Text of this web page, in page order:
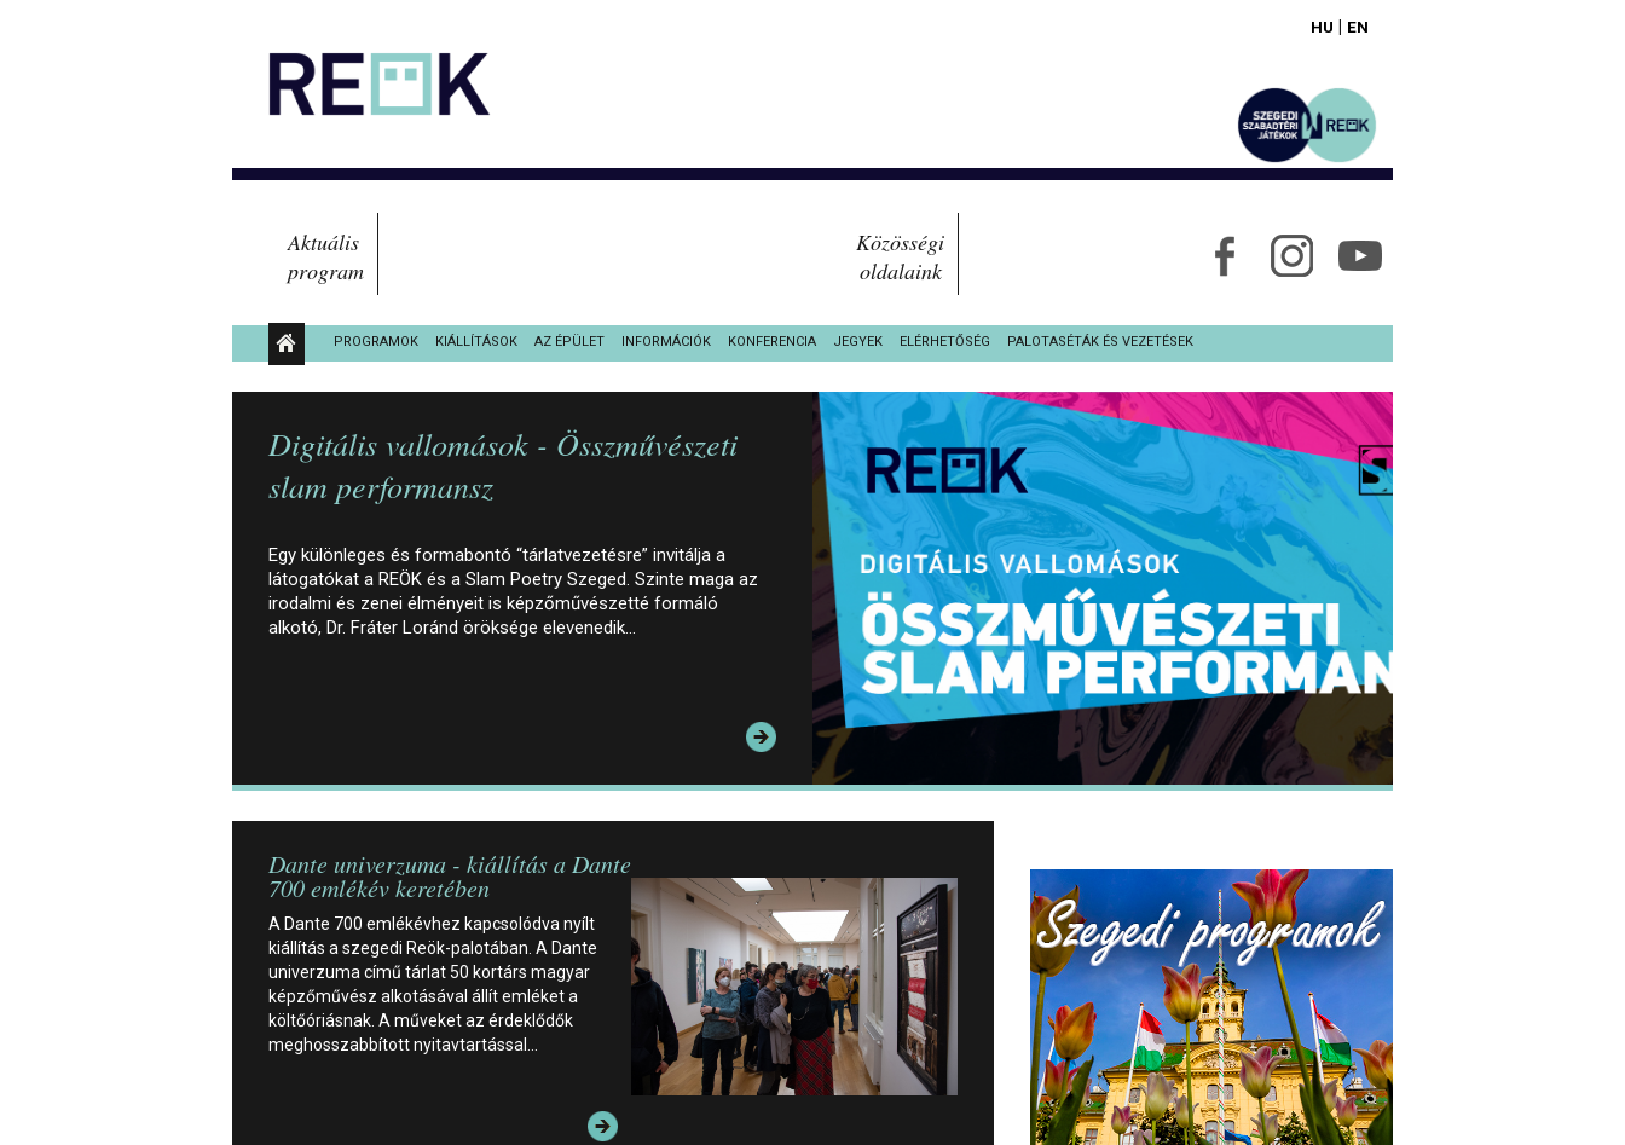
Aktuális
program
Közösségi
oldalaink
HU | EN
PROGRAMOK KIÁLLÍTÁSOK AZ ÉPÜLET INFORMÁCIÓK KONFERENCIA JEGYEK ELÉRHETŐSÉG PALOTASÉTÁK ÉS VEZETÉSEK
KÖZÉRDEKŰ ADATOK
Digitális vallomások - Összművészeti
slam performansz
Egy különleges és formabontó “tárlatvezetésre” invitálja a
látogatókat a REÖK és a Slam Poetry Szeged. Szinte maga az
irodalmi és zenei élményeit is képzőművészetté formáló
alkotó, Dr. Fráter Loránd öröksége elevenedik…
Dante univerzuma - kiállítás a Dante
700 emlékév keretében
A Dante 700 emlékévhez kapcsolódva nyílt
kiállítás a szegedi Reök-palotában. A Dante
univerzuma című tárlat 50 kortárs magyar
képzőművész alkotásával állít emléket a
költőóriásnak. A műveket az érdeklődők
meghosszabbított nyitavtartással…